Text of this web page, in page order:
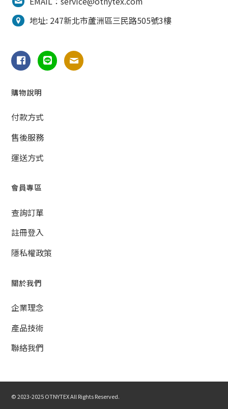
地址: 247新北市蘆洲區三民路505號3樓
購物說明
付款方式
售後服務
運送方式
會員專區
查詢訂單
註冊登入
隱私權政策
關於我們
企業理念
產品技術
聯絡我們
© 2023-2025 OTNYTEX All Rights Reserved.